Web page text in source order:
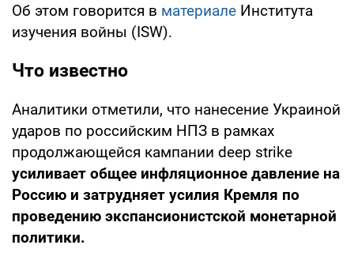
Об этом говорится в материале Института
изучения войны (ISW).
Что известно
Аналитики отметили, что нанесение Украиной
ударов по российским НПЗ в рамках
продолжающейся кампании deep strike
усиливает общее инфляционное давление на
Россию и затрудняет усилия Кремля по
проведению экспансионистской монетарной
политики.